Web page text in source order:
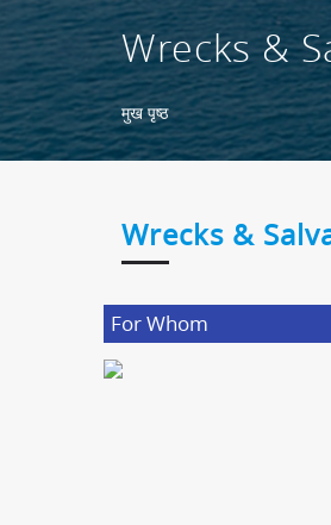
Wrecks &
मुख पृष्ठ
Wrecks &
For Whom